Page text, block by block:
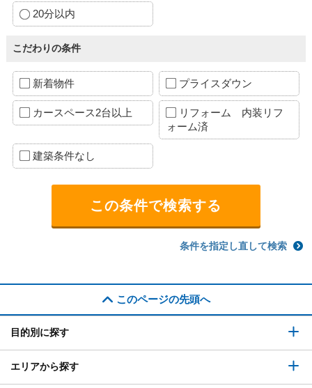
20分以内
こだわりの条件
新着物件 プライスダウン
カースペース2台以上
リフォーム 内装リフ
ォーム済
建築条件なし
条件を指定し直して検索
このページの先頭へ
目的別に探す
エリアから探す